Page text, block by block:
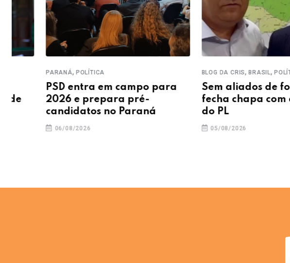
POLÍTICA
PSD entra em campo para
2026 e prepara pré-
candidatos no Paraná
06/08/2026
BLOG DA CRIS,BRASIL,POLÍTICA
Sem aliados de fora,
fecha chapa com
05/08/2026